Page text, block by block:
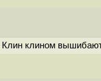
Клин клином